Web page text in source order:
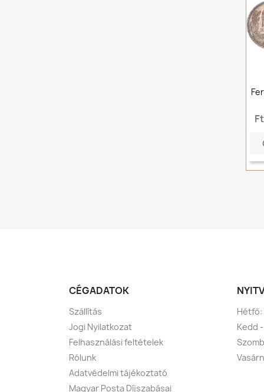
CÉGADATOK
Szállítás
Jogi Nyilatkozat
Felhasználási feltételek
Rólunk
Adatvédelmi tájékoztató
Magyar Posta Díjszabásai
Hétfő:
Kedd